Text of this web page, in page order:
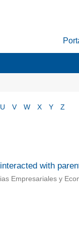
U V W X Y Z
with
Empresariales y